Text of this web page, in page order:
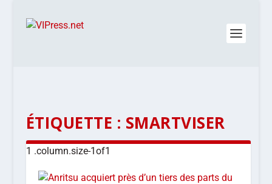
ÉTIQUETTE : SMARTVISER